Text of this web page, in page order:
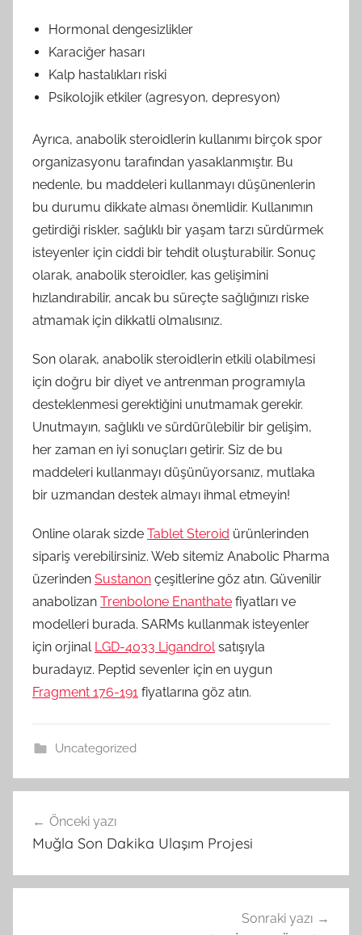
Hormonal dengesizlikler
Karaciğer hasarı
Kalp hastalıkları riski
Psikolojik etkiler (agresyon, depresyon)
Ayrıca, anabolik steroidlerin kullanımı birçok spor
organizasyonu tarafından yasaklanmıştır. Bu
nedenle, bu maddeleri kullanmayı düşünenlerin
bu durumu dikkate alması önemlidir. Kullanımın
getirdiği riskler, sağlıklı bir yaşam tarzı sürdürmek
isteyenler için ciddi bir tehdit oluşturabilir. Sonuç
olarak, anabolik steroidler, kas gelişimini
hızlandırabilir, ancak bu süreçte sağlığınızı riske
atmamak için dikkatli olmalısınız.
Son olarak, anabolik steroidlerin etkili olabilmesi
için doğru bir diyet ve antrenman programıyla
desteklenmesi gerektiğini unutmamak gerekir.
Unutmayın, sağlıklı ve sürdürülebilir bir gelişim,
her zaman en iyi sonuçları getirir. Siz de bu
maddeleri kullanmayı düşünüyorsanız, mutlaka
bir uzmandan destek almayı ihmal etmeyin!
Online olarak sizde Tablet Steroid ürünlerinden
sipariş verebilirsiniz. Web sitemiz Anabolic Pharma
üzerinden Sustanon çeşitlerine göz atın. Güvenilir
anabolizan Trenbolone Enanthate fiyatları ve
modelleri burada. SARMs kullanmak isteyenler
için orjinal LGD-4033 Ligandrol satışıyla
buradayız. Peptid sevenler için en uygun
Fragment 176-191 fiyatlarına göz atın.
Uncategorized
gezinmesi
Önceki yazı
Muğla Son Dakika Ulaşım Projesi
Sonraki yazı